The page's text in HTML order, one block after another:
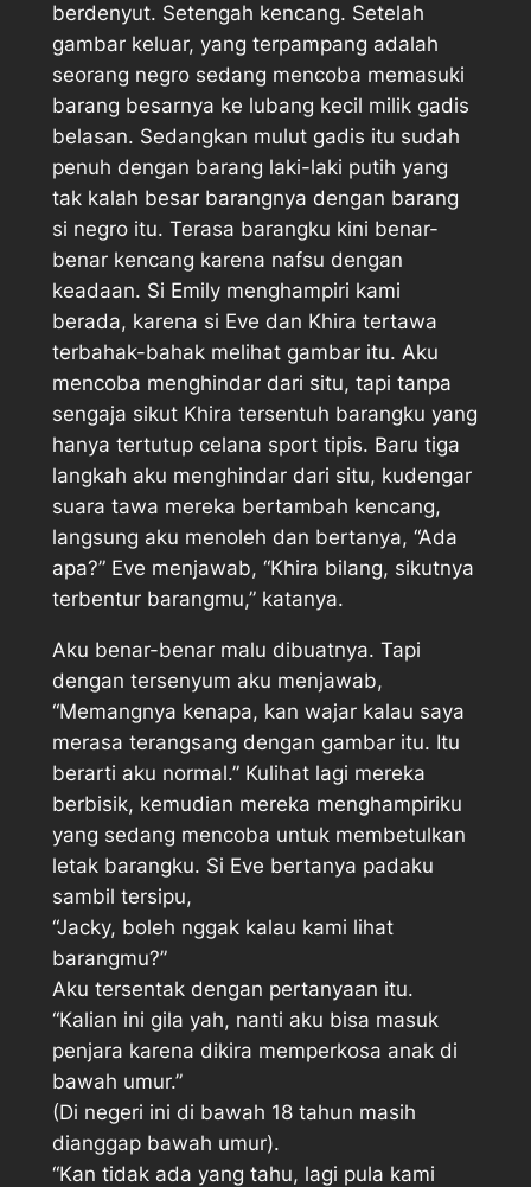
berdenyut. Setengah kencang. Setelah
gambar keluar, yang terpampang adalah
seorang negro sedang mencoba memasuki
barang besarnya ke lubang kecil milik gadis
belasan. Sedangkan mulut gadis itu sudah
penuh dengan barang laki-laki putih yang
tak kalah besar barangnya dengan barang
si negro itu. Terasa barangku kini benar-
benar kencang karena nafsu dengan
keadaan. Si Emily menghampiri kami
berada, karena si Eve dan Khira tertawa
terbahak-bahak melihat gambar itu. Aku
mencoba menghindar dari situ, tapi tanpa
sengaja sikut Khira tersentuh barangku yang
hanya tertutup celana sport tipis. Baru tiga
langkah aku menghindar dari situ, kudengar
suara tawa mereka bertambah kencang,
langsung aku menoleh dan bertanya, “Ada
apa?” Eve menjawab, “Khira bilang, sikutnya
terbentur barangmu,” katanya.
Aku benar-benar malu dibuatnya. Tapi
dengan tersenyum aku menjawab,
“Memangnya kenapa, kan wajar kalau saya
merasa terangsang dengan gambar itu. Itu
berarti aku normal.” Kulihat lagi mereka
berbisik, kemudian mereka menghampiriku
yang sedang mencoba untuk membetulkan
letak barangku. Si Eve bertanya padaku
sambil tersipu,
“Jacky, boleh nggak kalau kami lihat
barangmu?”
Aku tersentak dengan pertanyaan itu.
“Kalian ini gila yah, nanti aku bisa masuk
penjara karena dikira memperkosa anak di
bawah umur.”
(Di negeri ini di bawah 18 tahun masih
dianggap bawah umur).
“Kan tidak ada yang tahu, lagi pula kami